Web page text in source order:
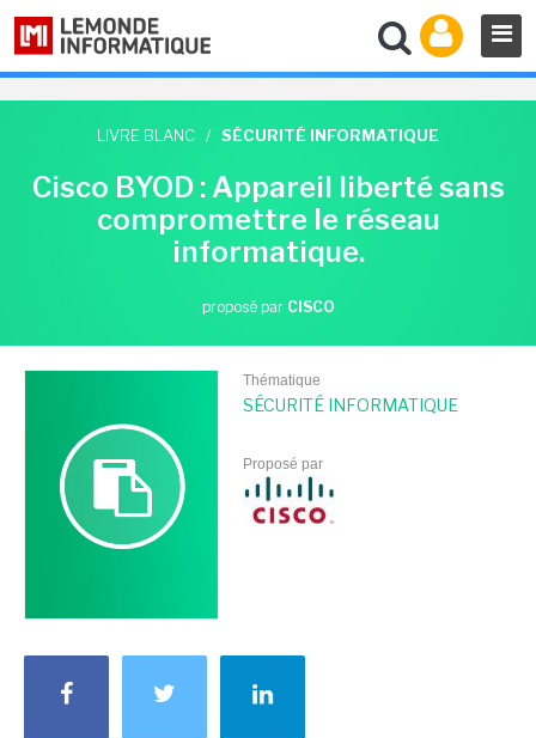
LIVRE BLANC / SÉCURITÉ INFORMATIQUE
Cisco BYOD : Appareil liberté sans
compromettre le réseau
informatique.
proposé par CISCO
Thématique
SÉCURITÉ INFORMATIQUE
Proposé par